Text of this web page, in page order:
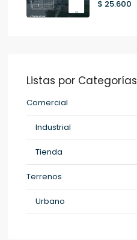
$ 25.600
Listas por Categorías
Comercial
Industrial
Tienda
Terrenos
Urbano